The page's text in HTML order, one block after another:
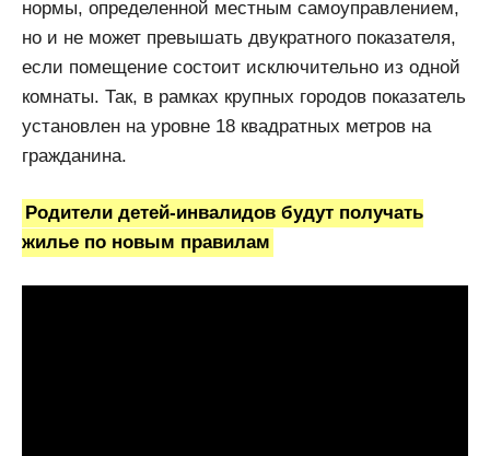
нормы, определенной местным самоуправлением,
но и не может превышать двукратного показателя,
если помещение состоит исключительно из одной
комнаты. Так, в рамках крупных городов показатель
установлен на уровне 18 квадратных метров на
гражданина.
Родители детей-инвалидов будут получать
жилье по новым правилам